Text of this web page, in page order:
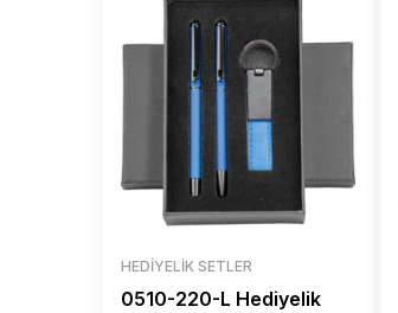
HEDIYELIK SETLER
0510-220-L Hediyelik